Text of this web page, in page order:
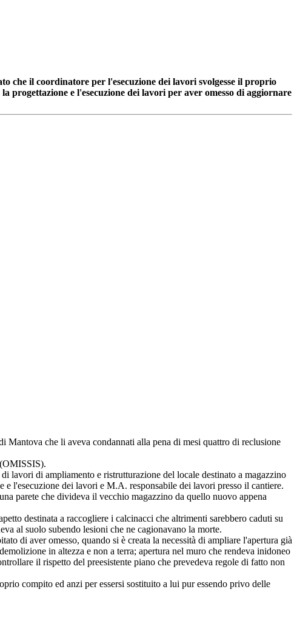
che il coordinatore per l'esecuzione dei lavori svolgesse il proprio
progettazione e l'esecuzione dei lavori per aver omesso di aggiornare
che li aveva condannati alla pena di mesi quattro di reclusione
lavori di ampliamento e ristrutturazione del locale destinato a magazzino
l'esecuzione dei lavori e M.A. responsabile dei lavori presso il cantiere.
parete che divideva il vecchio magazzino da quello nuovo appena
destinata a raccogliere i calcinacci che altrimenti sarebbero caduti su
al suolo subendo lesioni che ne cagionavano la morte.
di aver omesso, quando si è creata la necessità di ampliare l'apertura già
in altezza e non a terra; apertura nel muro che rendeva inidoneo
il rispetto del preesistente piano che prevedeva regole di fatto non
compito ed anzi per essersi sostituito a lui pur essendo privo delle